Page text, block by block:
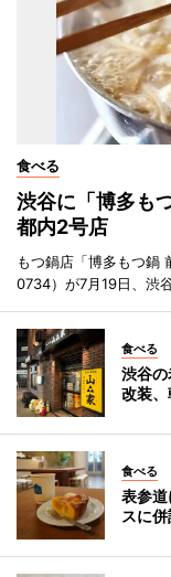
食べる
渋谷に「博多も
都内2号店
もつ鍋店「博多もつ鍋
0734）が7月19日、渋
食べる
渋谷
改装
食べる
表参
スに